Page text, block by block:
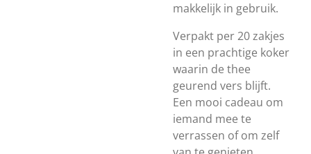
makkelijk in gebruik.
Verpakt per 20 zakjes
in een prachtige koker
waarin de thee
geurend vers blijft.
Een mooi cadeau om
iemand mee te
verrassen of om zelf